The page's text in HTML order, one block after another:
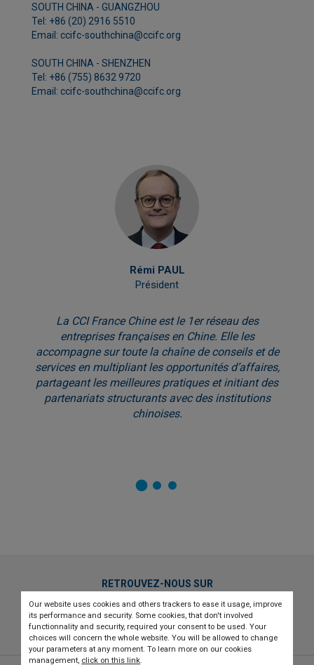
Our website uses cookies and others trackers to ease it usage, improve
its performance and security. Some cookies, that don't involved
functionnality and security, required your consent to be used. Your
choices will concern the whole website. You will be allowed to change
your parameters at any moment. To learn more on our cookies
management, click on this link.
SOUTH CHINA - GUANGZHOU
Tel: +86 (20) 2916 5510
Email: ccifc-southchina@ccifc.org
SOUTH CHINA - SHENZHEN
Tel: +86 (755) 8632 9720
Email: ccifc-southchina@ccifc.org
Rémi PAUL
Président
La CCI France Chine est le 1er réseau des
entreprises françaises en Chine. Elle les
accompagne sur toute la chaîne de conseils et de
services en multipliant les opportunités d’affaires,
partageant les meilleures pratiques et initiant des
partenariats structurants avec des institutions
chinoises.
RETROUVEZ-NOUS SUR
twitterlinkedinyoutube